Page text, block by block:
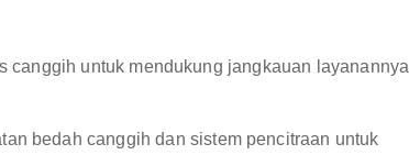
canggih untuk mendukung jangkauan layanannya
bedah canggih dan sistem pencitraan untuk